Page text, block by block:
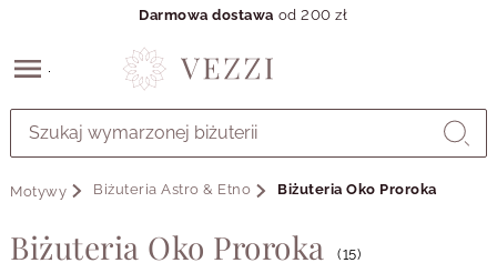
GŁÓWNEJ
PRODUKTÓW
MENU
UŻYTKOWNIKA
Darmowa dostawa od 200 zł
Motywy Biżuteria Astro & Etno Biżuteria Oko Proroka
Biżuteria Oko Proroka (15)